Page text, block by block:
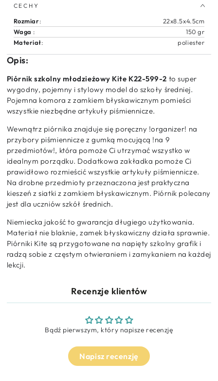
CECHY
Rozmiar:
22x8.5x4.5cm
Waga :
150 gr
Materiał: poliester
Opis:
Piórnik szkolny młodzieżowy Kite K22-599-2 to super
wygodny, pojemny i stylowy model do szkoły średniej.
Pojemna komora z zamkiem błyskawicznym pomieści
wszystkie niezbędne artykuły piśmiennicze.
Wewnątrz piórnika znajduje się poręczny !organizer! na
przybory piśmiennicze z gumką mocującą !na 9
przedmiotów!, która pomoże Ci utrzymać wszystko w
idealnym porządku. Dodatkowa zakładka pomoże Ci
prawidłowo rozmieścić wszystkie artykuły piśmiennicze.
Na drobne przedmioty przeznaczona jest praktyczna
kieszeń z siatki z zamkiem błyskawicznym. Piórnik polecany
jest dla uczniów szkół średnich.
Niemiecka jakość to gwarancja długiego użytkowania.
Materiał nie blaknie, zamek błyskawiczny działa sprawnie.
Piórniki Kite są przygotowane na napięty szkolny grafik i
radzą sobie z częstym otwieraniem i zamykaniem na każdej
lekcji.
Recenzje klientów
Bądź pierwszym, który napisze recenzję
Napisz recenzję